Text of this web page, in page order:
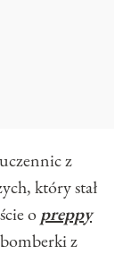
z
który stał
opreppy
z